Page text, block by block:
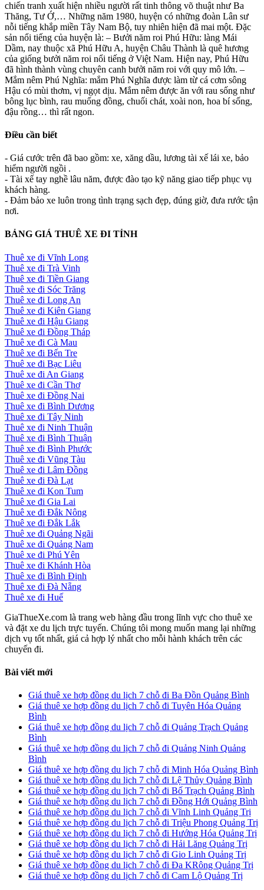
chiến tranh xuất hiện nhiều người rất tinh thông võ thuật như Ba
Thăng, Tư Ớ,… Những năm 1980, huyện có những đoàn Lân sư
nỗi tiếng khắp miền Tây Nam Bộ, tuy nhiên hiện đã mai một. Đặc
sản nổi tiếng của huyện là: – Bưởi năm roi Phú Hữu: làng Mái
Dầm, nay thuộc xã Phú Hữu A, huyện Châu Thành là quê hương
của giống bưởi năm roi nổi tiếng ở Việt Nam. Hiện nay, Phú Hữu
đã hình thành vùng chuyên canh bưởi năm roi với quy mô lớn. –
Mắm nêm Phú Nghĩa: mắm Phú Nghĩa được làm từ cá cơm sông
Hậu có mùi thơm, vị ngọt dịu. Mắm nêm được ăn với rau sống như
bông lục bình, rau muống đồng, chuối chát, xoài non, hoa bí sống,
đậu rồng… thì rất ngon.
Điều cần biết
- Giá cước trên đã bao gồm: xe, xăng dầu, lương tài xế lái xe, bảo
hiểm người ngồi .
- Tài xế tay nghề lâu năm, được đào tạo kỹ năng giao tiếp phục vụ
khách hàng.
- Đảm bảo xe luôn trong tình trạng sạch đẹp, đúng giờ, đưa rước tận
nơi.
BẢNG GIÁ THUÊ XE ĐI TỈNH
Thuê xe đi Vĩnh Long
Thuê xe đi Trà Vinh
Thuê xe đi Tiền Giang
Thuê xe đi Sóc Trăng
Thuê xe đi Long An
Thuê xe đi Kiên Giang
Thuê xe đi Hậu Giang
Thuê xe đi Đồng Tháp
Thuê xe đi Cà Mau
Thuê xe đi Bến Tre
Thuê xe đi Bạc Liêu
Thuê xe đi An Giang
Thuê xe đi Cần Thơ
Thuê xe đi Đồng Nai
Thuê xe đi Bình Dương
Thuê xe đi Tây Ninh
Thuê xe đi Ninh Thuận
Thuê xe đi Bình Thuận
Thuê xe đi Bình Phước
Thuê xe đi Vũng Tàu
Thuê xe đi Lâm Đồng
Thuê xe đi Đà Lạt
Thuê xe đi Kon Tum
Thuê xe đi Gia Lai
Thuê xe đi Đắk Nông
Thuê xe đi Đắk Lắk
Thuê xe đi Quảng Ngãi
Thuê xe đi Quảng Nam
Thuê xe đi Phú Yên
Thuê xe đi Khánh Hòa
Thuê xe đi Bình Định
Thuê xe đi Đà Nẵng
Thuê xe đi Huế
GiaThueXe.com là trang web hàng đầu trong lĩnh vực cho thuê xe
và đặt xe du lịch trực tuyến. Chúng tôi mong muốn mang lại những
dịch vụ tốt nhất, giá cả hợp lý nhất cho mỗi hành khách trên các
chuyến đi.
Bài viết mới
Giá thuê xe hợp đồng du lịch 7 chỗ đi Ba Đồn Quảng Bình
Giá thuê xe hợp đồng du lịch 7 chỗ đi Tuyên Hóa Quảng
Bình
Giá thuê xe hợp đồng du lịch 7 chỗ đi Quảng Trạch Quảng
Bình
Giá thuê xe hợp đồng du lịch 7 chỗ đi Quảng Ninh Quảng
Bình
Giá thuê xe hợp đồng du lịch 7 chỗ đi Minh Hóa Quảng Bình
Giá thuê xe hợp đồng du lịch 7 chỗ đi Lệ Thủy Quảng Bình
Giá thuê xe hợp đồng du lịch 7 chỗ đi Bố Trạch Quảng Bình
Giá thuê xe hợp đồng du lịch 7 chỗ đi Đồng Hới Quảng Bình
Giá thuê xe hợp đồng du lịch 7 chỗ đi Vĩnh Linh Quảng Trị
Giá thuê xe hợp đồng du lịch 7 chỗ đi Triệu Phong Quảng Trị
Giá thuê xe hợp đồng du lịch 7 chỗ đi Hướng Hóa Quảng Trị
Giá thuê xe hợp đồng du lịch 7 chỗ đi Hải Lăng Quảng Trị
Giá thuê xe hợp đồng du lịch 7 chỗ đi Gio Linh Quảng Trị
Giá thuê xe hợp đồng du lịch 7 chỗ đi Đa KRông Quảng Trị
Giá thuê xe hợp đồng du lịch 7 chỗ đi Cam Lộ Quảng Trị